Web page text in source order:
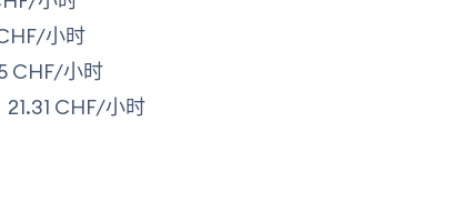
小时
CHF/小时
CHF/小时